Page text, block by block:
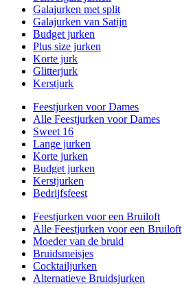
Galajurken met split
Galajurken van Satijn
Budget jurken
Plus size jurken
Korte jurk
Glitterjurk
Kerstjurk
Feestjurken voor Dames
Alle Feestjurken voor Dames
Sweet 16
Lange jurken
Korte jurken
Budget jurken
Kerstjurken
Bedrijfsfeest
Feestjurken voor een Bruiloft
Alle Feestjurken voor een Bruiloft
Moeder van de bruid
Bruidsmeisjes
Cocktailjurken
Alternatieve Bruidsjurken